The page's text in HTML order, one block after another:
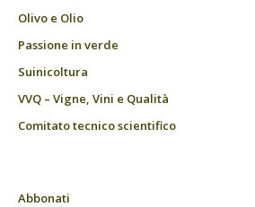
Olivo e Olio
Passione in verde
Suinicoltura
VVQ – Vigne, Vini e Qualità
Comitato tecnico scientifico
Abbonati